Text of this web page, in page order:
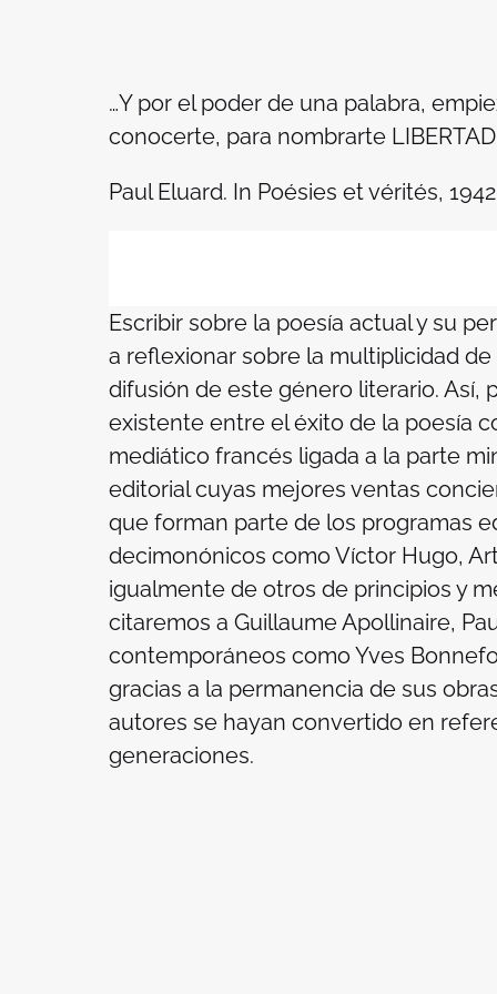
…Y por el poder de una palabra,
conocerte, para nombrarte
Paul Eluard. In Poésies et vérités,
Escribir sobre la poesía actual y su
a reflexionar sobre la multiplicidad
difusión de este género literario. Así,
existente entre el éxito de la poesía
mediático francés ligada a la parte
editorial cuyas mejores ventas
que forman parte de los programas
decimonónicos como Víctor Hugo,
igualmente de otros de principios y
citaremos a Guillaume Apollinaire,
contemporáneos como Yves
gracias a la permanencia de sus
autores se hayan convertido en
generaciones.